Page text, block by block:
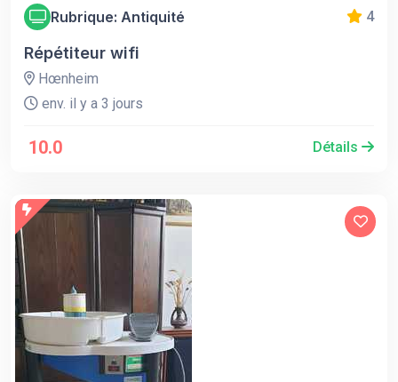
Rubrique: Antiquité 4
Répétiteur wifi
Hœnheim
env. il y a 3 jours
10.0 Détails